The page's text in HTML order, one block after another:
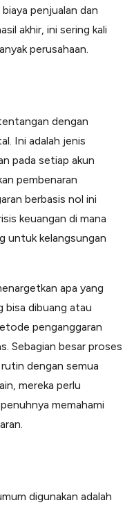
penjualan dan
akhir, ini sering kali
perusahaan.
dengan
Ini adalah jenis
pada setiap akun
pembenaran
berbasis nol ini
keuangan di mana
untuk kelangsungan
apa yang
bisa dibuang atau
penganggaran
Sebagian besar proses
dengan semua
mereka perlu
memahami
digunakan adalah